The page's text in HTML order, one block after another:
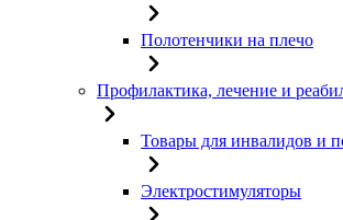
Полотенчики на плечо
Профилактика, лечение и
Товары для инвалидов и
Электростимуляторы